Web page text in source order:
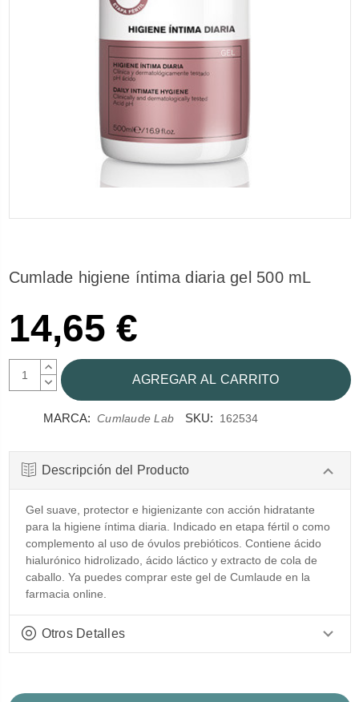
Cumlade higiene íntima diaria gel 500 mL
14,65 €
AUMENTAR
CANTIDAD:
DISMINUIR
CANTIDAD:
MARCA: Cumlaude Lab SKU: 162534
Descripción del Producto
Gel suave, protector e higienizante con acción hidratante
para la higiene íntima diaria. Indicado en etapa fértil o como
complemento al uso de óvulos prebióticos. Contiene ácido
hialurónico hidrolizado, ácido láctico y extracto de cola de
caballo. Ya puedes comprar este gel de Cumlaude en la
farmacia online.
Otros Detalles